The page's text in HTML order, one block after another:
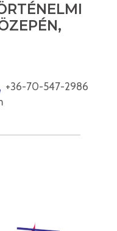
+36-70-547-2986